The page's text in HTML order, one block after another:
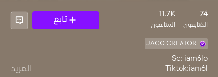
74
المُتابعون
11.7K
المتابعون
تابع
JACO CREATOR
المزيد